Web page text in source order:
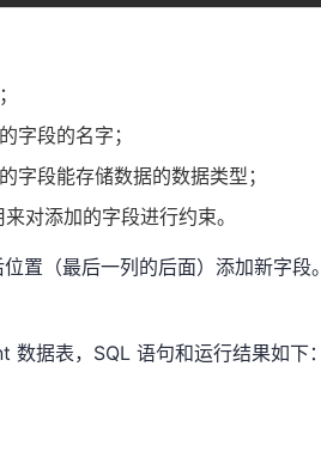
字段的名字；
字段能存储数据的数据类型；
对添加的字段进行约束。
置（最后一列的后面）添加新字段。
据表，SQL 语句和运行结果如下：